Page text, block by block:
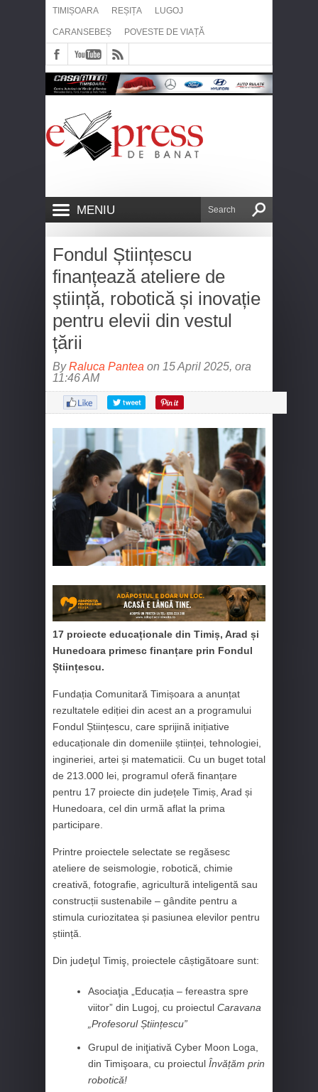
TIMIȘOARA REȘIȚA LUGOJ
CARANSEBEȘ POVESTE DE VIAȚĂ
MENIU
Fondul Științescu
finanțează ateliere de
știință, robotică și inovație
pentru elevii din vestul
țării
ByRaluca Pantea on 15 April 2025, ora
11:46 AM
17 proiecte educaționale din Timiș, Arad și
Hunedoara primesc finanțare prin Fondul
Științescu.
Fundația Comunitară Timișoara a anunțat
rezultatele ediției din acest an a programului
Fondul Științescu, care sprijină inițiative
educaționale din domeniile științei, tehnologiei,
ingineriei, artei și matematicii. Cu un buget total
de 213.000 lei, programul oferă finanțare
pentru 17 proiecte din județele Timiș, Arad și
Hunedoara, cel din urmă aflat la prima
participare.
Printre proiectele selectate se regăsesc
ateliere de seismologie, robotică, chimie
creativă, fotografie, agricultură inteligentă sau
construcții sustenabile – gândite pentru a
stimula curiozitatea și pasiunea elevilor pentru
știință.
Din judeţul Timiş, proiectele câștigătoare sunt:
Asociaţia „Educația – fereastra spre
viitor” din Lugoj, cu proiectul Caravana
„Profesorul Științescu”
Grupul de iniţiativă Cyber Moon Loga,
din Timişoara, cu proiectul Învățăm prin
robotică!